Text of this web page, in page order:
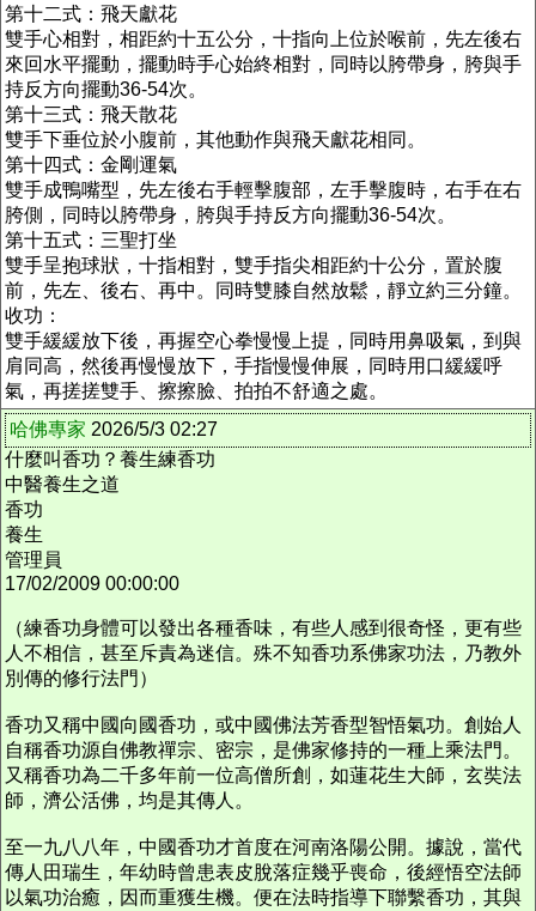
第十二式：飛天獻花
雙手心相對，相距約十五公分，十指向上位於喉前，先左後右
來回水平擺動，擺動時手心始終相對，同時以胯帶身，胯與手
持反方向擺動36-54次。
第十三式：飛天散花
雙手下垂位於小腹前，其他動作與飛天獻花相同。
第十四式：金剛運氣
雙手成鴨嘴型，先左後右手輕擊腹部，左手擊腹時，右手在右
胯側，同時以胯帶身，胯與手持反方向擺動36-54次。
第十五式：三聖打坐
雙手呈抱球狀，十指相對，雙手指尖相距約十公分，置於腹
前，先左、後右、再中。同時雙膝自然放鬆，靜立約三分鐘。
收功：
雙手緩緩放下後，再握空心拳慢慢上提，同時用鼻吸氣，到與
肩同高，然後再慢慢放下，手指慢慢伸展，同時用口緩緩呼
氣，再搓搓雙手、擦擦臉、拍拍不舒適之處。
哈佛專家 2026/5/3 02:27
什麼叫香功？養生練香功
中醫養生之道
香功
養生
管理員
17/02/2009 00:00:00
（練香功身體可以發出各種香味，有些人感到很奇怪，更有些
人不相信，甚至斥責為迷信。殊不知香功系佛家功法，乃教外
別傳的修行法門）
香功又稱中國向國香功，或中國佛法芳香型智悟氣功。創始人
自稱香功源自佛教禪宗、密宗，是佛家修持的一種上乘法門。
又稱香功為二千多年前一位高僧所創，如蓮花生大師，玄奘法
師，濟公活佛，均是其傳人。
至一九八八年，中國香功才首度在河南洛陽公開。據說，當代
傳人田瑞生，年幼時曾患表皮脫落症幾乎喪命，後經悟空法師
以氣功治癒，因而重獲生機。便在法時指導下聯繫香功，其與